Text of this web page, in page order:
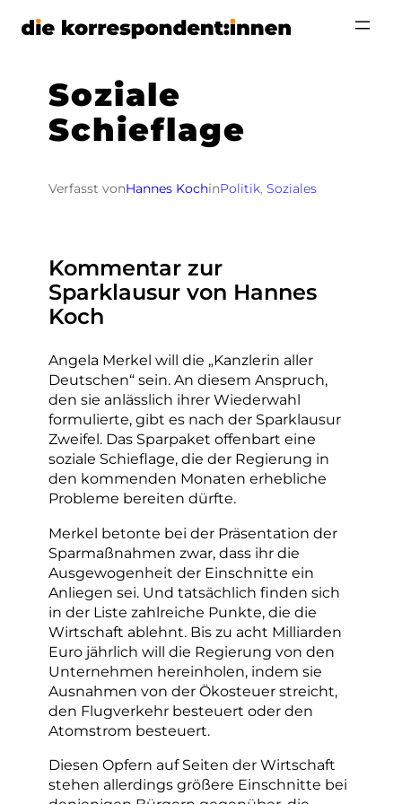
Zum
Soziale
Schieflage
Verfasst vonHannes KochinPolitik, Soziales
Kommentar zur
Sparklausur von Hannes
Koch
Angela Merkel will die „Kanzlerin aller
Deutschen“ sein. An diesem Anspruch,
den sie anlässlich ihrer Wiederwahl
formulierte, gibt es nach der Sparklausur
Zweifel. Das Sparpaket offenbart eine
soziale Schieflage, die der Regierung in
den kommenden Monaten erhebliche
Probleme bereiten dürfte.
Merkel betonte bei der Präsentation der
Sparmaßnahmen zwar, dass ihr die
Ausgewogenheit der Einschnitte ein
Anliegen sei. Und tatsächlich finden sich
in der Liste zahlreiche Punkte, die die
Wirtschaft ablehnt. Bis zu acht Milliarden
Euro jährlich will die Regierung von den
Unternehmen hereinholen, indem sie
Ausnahmen von der Ökosteuer streicht,
den Flugverkehr besteuert oder den
Atomstrom besteuert.
Diesen Opfern auf Seiten der Wirtschaft
stehen allerdings größere Einschnitte bei